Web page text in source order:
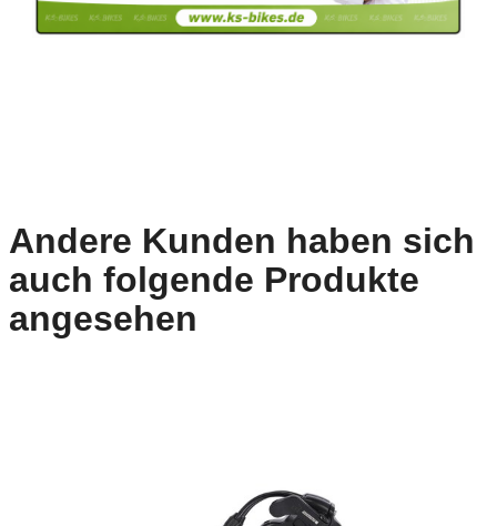
Andere Kunden haben sich
auch folgende Produkte
angesehen